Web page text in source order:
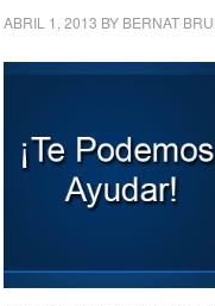
ABRIL 1, 2013 BY BERNAT